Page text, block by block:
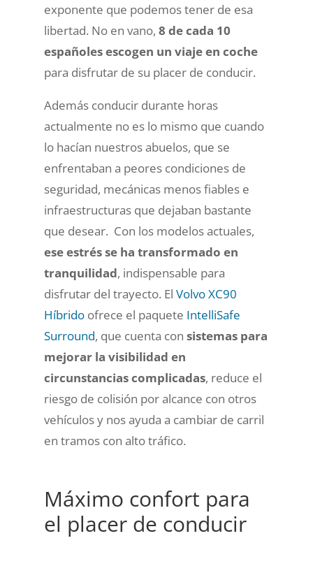
exponente que podemos tener de esa
libertad. No en vano, 8 de cada 10
españoles escogen un viaje en coche
para disfrutar de su placer de conducir.
Además conducir durante horas
actualmente no es lo mismo que cuando
lo hacían nuestros abuelos, que se
enfrentaban a peores condiciones de
seguridad, mecánicas menos fiables e
infraestructuras que dejaban bastante
que desear. Con los modelos actuales,
ese estrés se ha transformado en
tranquilidad, indispensable para
disfrutar del trayecto. El Volvo XC90
Híbrido ofrece el paquete IntelliSafe
Surround, que cuenta con sistemas para
mejorar la visibilidad en
circunstancias complicadas, reduce el
riesgo de colisión por alcance con otros
vehículos y nos ayuda a cambiar de carril
en tramos con alto tráfico.
Máximo confort para
el placer de conducir